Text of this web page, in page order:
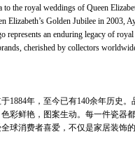
the royal weddings of Queen
Elizabeth’s Golden Jubilee in 2003,
represents an enduring legacy of
cherished by collectors
1884年，至今已有140余年历史
彩鲜艳，图案生动。每一件瓷器
全球消费者喜爱，不仅是家居装饰